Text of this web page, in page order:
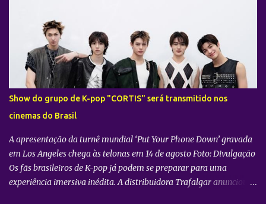
Show do grupo de K-pop "CORTIS" será transmitido nos
cinemas do Brasil
A apresentação da turnê mundial ‘Put Your Phone Down’ gravada
em Los Angeles chega às telonas em 14 de agosto Foto: Divulgação
Os fãs brasileiros de K-pop já podem se preparar para uma
experiência imersiva inédita. A distribuidora Trafalgar anunciou o